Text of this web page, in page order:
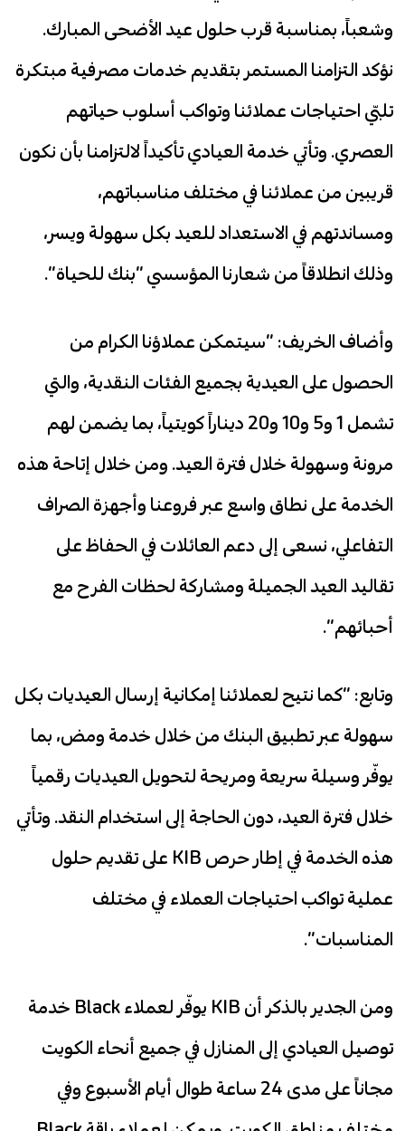
وشعباً، بمناسبة قرب حلول عيد الأضحى المبارك.
نؤكد التزامنا المستمر بتقديم خدمات مصرفية مبتكرة
تلبّي احتياجات عملائنا وتواكب أسلوب حياتهم
العصري. وتأتي خدمة العيادي تأكيداً لالتزامنا بأن نكون
قريبين من عملائنا في مختلف مناسباتهم،
ومساندتهم في الاستعداد للعيد بكل سهولة ويسر،
وذلك انطلاقاً من شعارنا المؤسسي “بنك للحياة”.
وأضاف الخريف: “سيتمكن عملاؤنا الكرام من
الحصول على العيدية بجميع الفئات النقدية، والتي
تشمل 1 و5 و10 و20 ديناراً كويتياً، بما يضمن لهم
مرونة وسهولة خلال فترة العيد. ومن خلال إتاحة هذه
الخدمة على نطاق واسع عبر فروعنا وأجهزة الصراف
التفاعلي، نسعى إلى دعم العائلات في الحفاظ على
تقاليد العيد الجميلة ومشاركة لحظات الفرح مع
أحبائهم”.
وتابع: “كما نتيح لعملائنا إمكانية إرسال العيديات بكل
سهولة عبر تطبيق البنك من خلال خدمة ومض، بما
يوفّر وسيلة سريعة ومريحة لتحويل العيديات رقمياً
خلال فترة العيد، دون الحاجة إلى استخدام النقد. وتأتي
هذه الخدمة في إطار حرص KIB على تقديم حلول
عملية تواكب احتياجات العملاء في مختلف
المناسبات”.
ومن الجدير بالذكر أن KIB يوفّر لعملاء Black خدمة
توصيل العيادي إلى المنازل في جميع أنحاء الكويت
مجاناً على مدى 24 ساعة طوال أيام الأسبوع وفي